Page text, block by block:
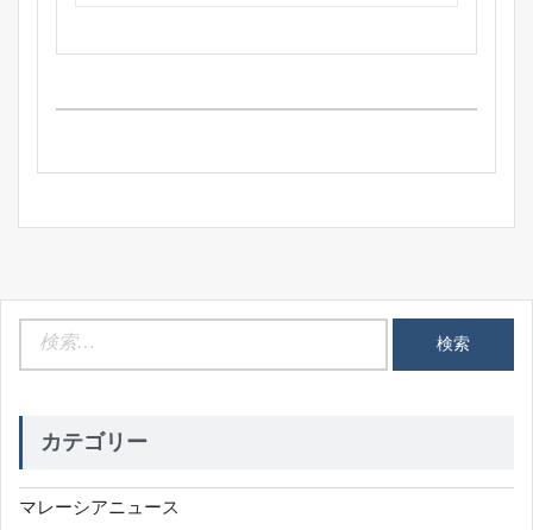
カテゴリー
マレーシアニュース